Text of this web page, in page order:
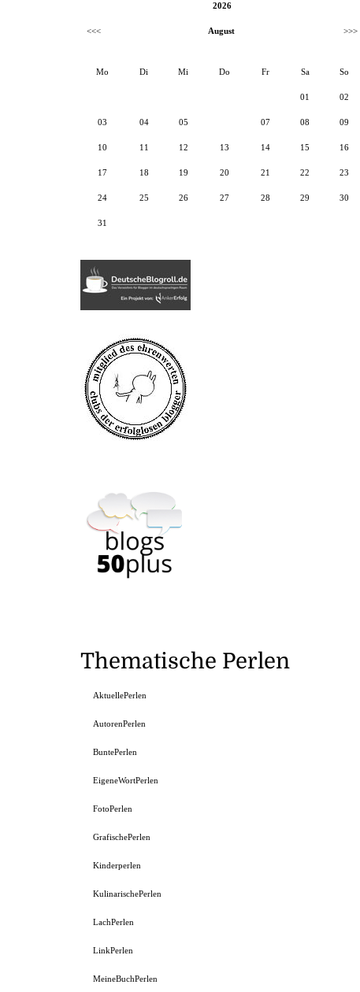
2026
<<< August >>>
Mo Di Mi Do Fr Sa So
01 02
03 04 05 07 08 09
10 11 12 13 14 15 16
17 18 19 20 21 22 23
24 25 26 27 28 29 30
31
Thematische Perlen
AktuellePerlen
AutorenPerlen
BuntePerlen
EigeneWortPerlen
FotoPerlen
GrafischePerlen
Kinderperlen
KulinarischePerlen
LachPerlen
LinkPerlen
MeineBuchPerlen